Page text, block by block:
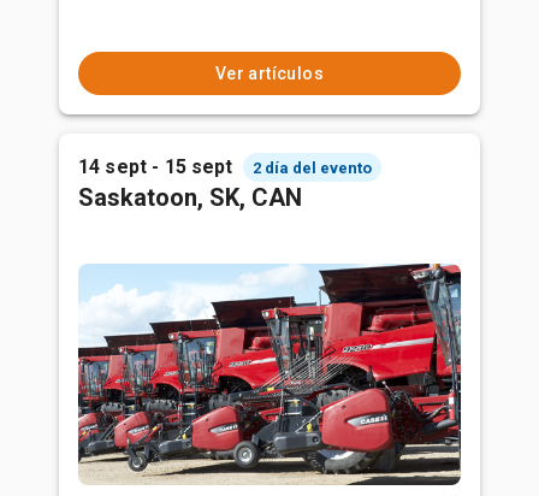
Ver artículos
14 sept - 15 sept 2 día del evento
Saskatoon, SK, CAN